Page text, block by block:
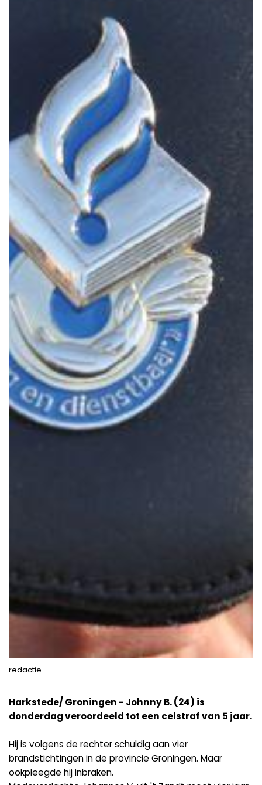
redactie
Harkstede/ Groningen - Johnny B. (24) is
donderdag veroordeeld tot een celstraf van 5 jaar.
Hij is volgens de rechter schuldig aan vier
brandstichtingen in de provincie Groningen. Maar
ookpleegde hij inbraken.